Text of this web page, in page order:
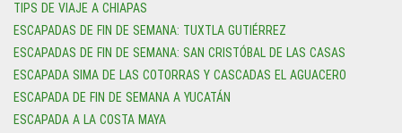
TIPS DE VIAJE A CHIAPAS
ESCAPADAS DE FIN DE SEMANA: TUXTLA GUTIÉRREZ
ESCAPADAS DE FIN DE SEMANA: SAN CRISTÓBAL DE LAS CASAS
ESCAPADA SIMA DE LAS COTORRAS Y CASCADAS EL AGUACERO
ESCAPADA DE FIN DE SEMANA A YUCATÁN
ESCAPADA A LA COSTA MAYA